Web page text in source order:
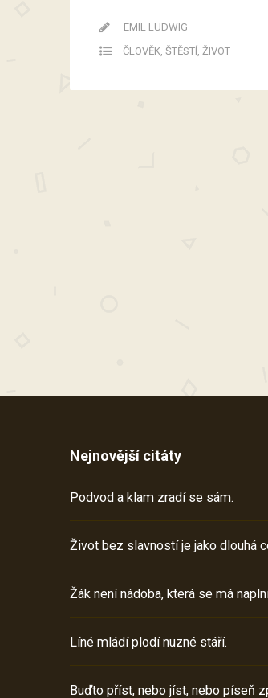
EMIL LUDWIG
ČLOVĚK ŠTĚSTÍ ŽIVOT
Nejnovější citáty
Podvod a klam zradí se sám.
Život bez slavností je jako dlouhá
Žák není nádoba, která se má
Líné mládí plodí nuzné stáří.
Buďto příst, nebo jíst, nebo píseň